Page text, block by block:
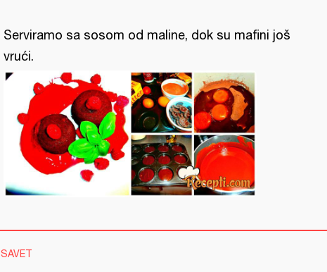
Serviramo sa sosom od maline, dok su mafini još
vrući.
SAVET